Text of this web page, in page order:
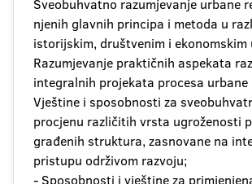
Sveobuhvatno razumjevanje urbane
njenih glavnih principa i metoda u
istorijskim, društvenim i ekonomskim
Razumjevanje praktičnih aspekata
integralnih projekata procesa urbane
Vještine i sposobnosti za
procjenu različitih vrsta ugroženosti
građenih struktura, zasnovane na
pristupu održivom razvoju;
- Sposobnosti i vještine za